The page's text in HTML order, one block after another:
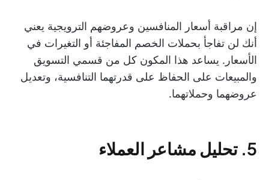
إن مراقبة أسعار المنافسين وعروضهم الترويجية يعني
أنك لن تفاجأ بحملات الخصم المفاجئة أو التغيرات في
الأسعار. يساعد هذا المكون كل من قسمي التسويق
والمبيعات على الحفاظ على قدرتهما التنافسية، وتعديل
عروضهما وحملاتهما.
5. تحليل مشاعر العملاء